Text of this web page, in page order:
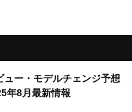
ュー・モデルチェンジ予想
年8月最新情報